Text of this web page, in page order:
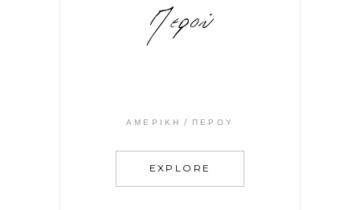
Περού
ΑΜΕΡΙΚΉ ΠΕΡΟΎ
EXPLORE